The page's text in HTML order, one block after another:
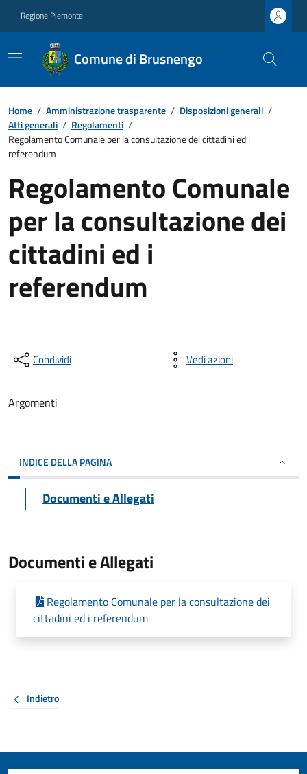
Regione Piemonte
Comune di Brusnengo
Home / Amministrazione trasparente / Disposizioni generali /
Atti generali / Regolamenti /
Regolamento Comunale per la consultazione dei cittadini ed i
referendum
Regolamento Comunale
per la consultazione dei
cittadini ed i
referendum
Condividi Vedi azioni
Argomenti
INDICE DELLA PAGINA
Documenti e Allegati
Documenti e Allegati
Regolamento Comunale per la consultazione dei
cittadini ed i referendum
Indietro